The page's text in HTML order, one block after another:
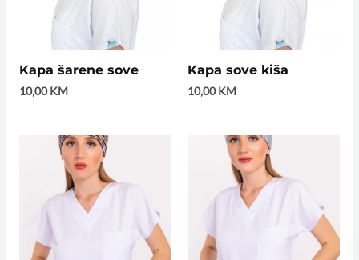
Kapa šarene sove
10,00KM
Kapa sove kiša
10,00KM